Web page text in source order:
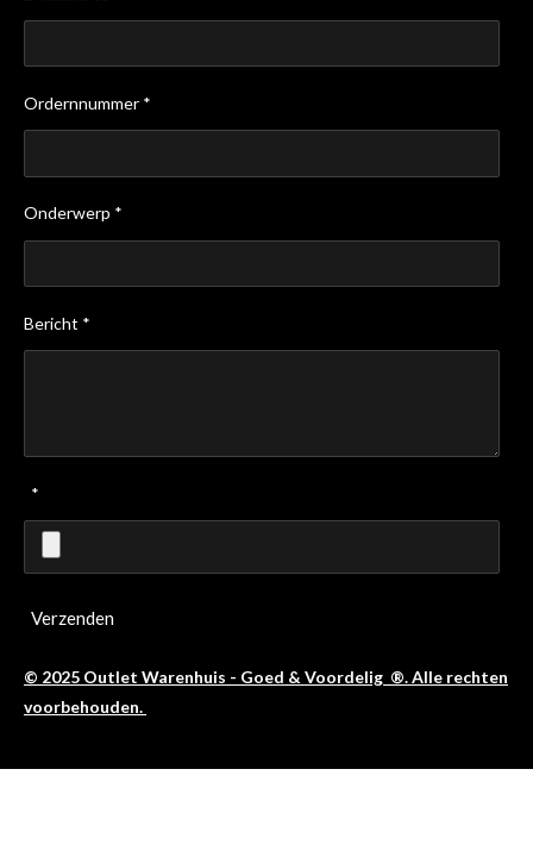
Ordernnummer *
Onderwerp *
Bericht *
*
Verzenden
© 2025 Outlet Warenhuis - Goed & Voordelig ®. Alle rechten
voorbehouden.